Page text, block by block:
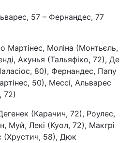
57 – Фернандес, 77
Мартінес, Моліна (Монтьєль,
Акунья (Тальяфіко, 72), Де
80), Фернандес, Папу
50), Мессі, Альварес
72)
(Карачич, 72), Роулес,
Муй, Лекі (Куол, 72), Макгрі
(Хрустич, 58), Дюк